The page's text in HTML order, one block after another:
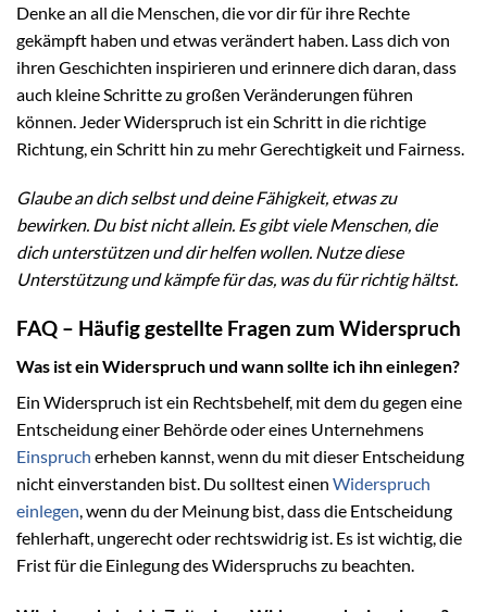
Denke an all die Menschen, die vor dir für ihre Rechte
gekämpft haben und etwas verändert haben. Lass dich von
ihren Geschichten inspirieren und erinnere dich daran, dass
auch kleine Schritte zu großen Veränderungen führen
können. Jeder Widerspruch ist ein Schritt in die richtige
Richtung, ein Schritt hin zu mehr Gerechtigkeit und Fairness.
Glaube an dich selbst und deine Fähigkeit, etwas zu
bewirken. Du bist nicht allein. Es gibt viele Menschen, die
dich unterstützen und dir helfen wollen. Nutze diese
Unterstützung und kämpfe für das, was du für richtig hältst.
FAQ – Häufig gestellte Fragen zum Widerspruch
Was ist ein Widerspruch und wann sollte ich ihn einlegen?
Ein Widerspruch ist ein Rechtsbehelf, mit dem du gegen eine
Entscheidung einer Behörde oder eines Unternehmens
Einspruch erheben kannst, wenn du mit dieser Entscheidung
nicht einverstanden bist. Du solltest einen Widerspruch
einlegen, wenn du der Meinung bist, dass die Entscheidung
fehlerhaft, ungerecht oder rechtswidrig ist. Es ist wichtig, die
Frist für die Einlegung des Widerspruchs zu beachten.